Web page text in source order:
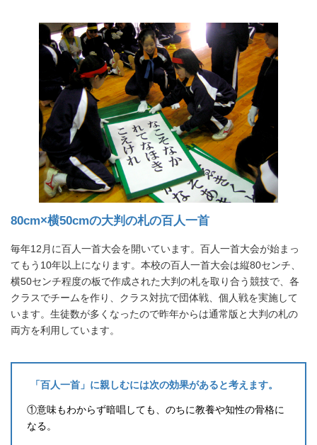
80cm×横50cmの大判の札の百人一首
毎年12月に百人一首大会を開いています。百人一首大会が始まっ
てもう10年以上になります。本校の百人一首大会は縦80センチ、
横50センチ程度の板で作成された大判の札を取り合う競技で、各
クラスでチームを作り、クラス対抗で団体戦、個人戦を実施して
います。生徒数が多くなったので昨年からは通常版と大判の札の
両方を利用しています。
「百人一首」に親しむには次の効果があると考えます。
①意味もわからず暗唱しても、のちに教養や知性の骨格に
なる。